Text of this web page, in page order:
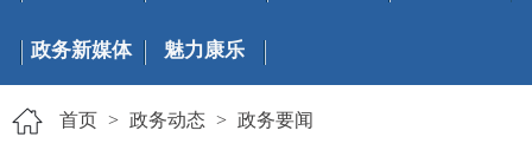
政务新媒体 魅力康乐
首页 > 政务动态 > 政务要闻